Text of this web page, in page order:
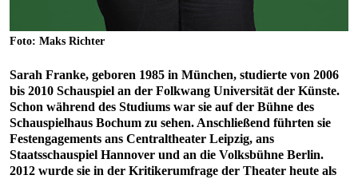
Foto: Maks Richter
Sarah Franke, geboren 1985 in München, studierte von 2006
bis 2010 Schauspiel an der Folkwang Universität der Künste.
Schon während des Studiums war sie auf der Bühne des
Schauspielhaus Bochum zu sehen. Anschließend führten sie
Festengagements ans Centraltheater Leipzig, ans
Staatsschauspiel Hannover und an die Volksbühne Berlin.
2012 wurde sie in der Kritikerumfrage der Theater heute als